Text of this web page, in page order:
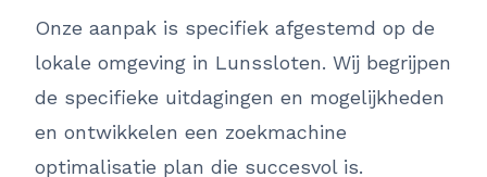
Onze aanpak is specifiek afgestemd op de
lokale omgeving in Lunssloten. Wij begrijpen
de specifieke uitdagingen en mogelijkheden
en ontwikkelen een zoekmachine
optimalisatie plan die succesvol is.